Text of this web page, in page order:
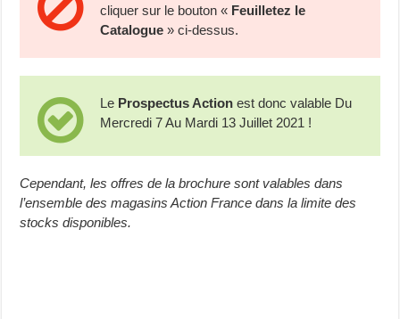
cliquer sur le bouton « Feuilletez le
Catalogue » ci-dessus.
Le Prospectus Actionest donc valable Du
Mercredi 7 Au Mardi 13 Juillet 2021 !
Cependant, les offres de la brochure sont valables dans
l’ensemble des magasins Action France dans la limite des
stocks disponibles.